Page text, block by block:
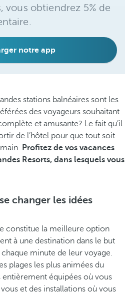
vous obtiendrez 5% de
notre app
stations balnéaires sont les
des voyageurs souhaitant
et amusante? Le fait qu’il
de l’hôtel pour que tout soit
Profitez de vos vacances
Resorts, dans lesquels vous
changer les idées
constitue la meilleure option
à une destination dans le but
minute de leur voyage.
plages les plus animées du
équipées où vous
et des installations où vous